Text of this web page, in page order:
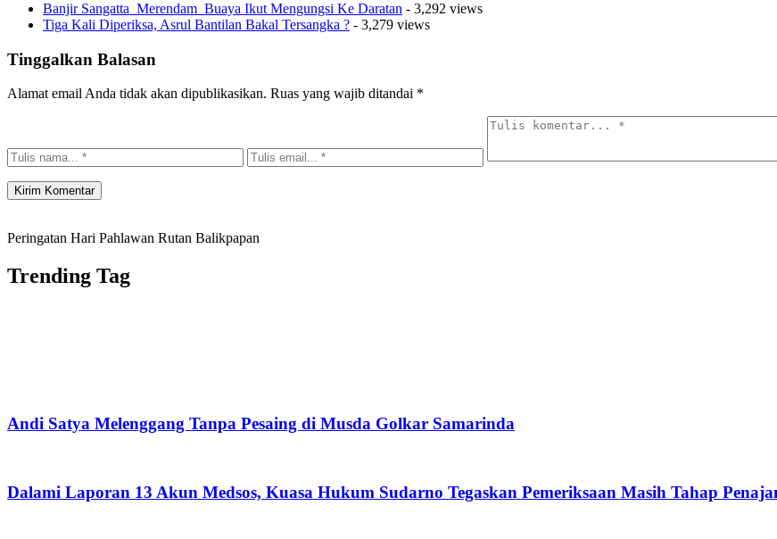
Banjir Sangatta Merendam Buaya Ikut Mengungsi Ke Daratan - 3,292 views
Tiga Kali Diperiksa, Asrul Bantilan Bakal Tersangka ? - 3,279 views
Tinggalkan Balasan
Alamat email Anda tidak akan dipublikasikan. Ruas yang wajib ditandai *
Peringatan Hari Pahlawan Rutan Balikpapan
Trending Tag
Andi Satya Melenggang Tanpa Pesaing di Musda Golkar Samarinda
Dalami Laporan 13 Akun Medsos, Kuasa Hukum Sudarno Tegaskan Pemeriksaan Masih Tahap